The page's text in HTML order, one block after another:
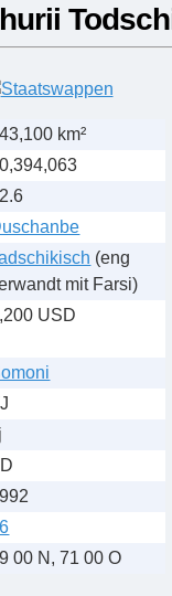
km²
(eng
mit Farsi)
USD
00 N, 71 00 O